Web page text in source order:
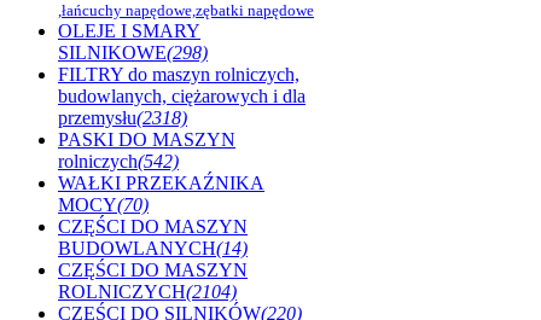
,łańcuchy napędowe,zębatki napędowe
OLEJE I SMARY
SILNIKOWE(298)
FILTRY do maszyn rolniczych,
budowlanych, ciężarowych i dla
przemysłu(2318)
PASKI DO MASZYN
rolniczych(542)
WAŁKI PRZEKAŹNIKA
MOCY(70)
CZĘŚCI DO MASZYN
BUDOWLANYCH(14)
CZĘŚCI DO MASZYN
ROLNICZYCH(2104)
CZĘŚCI DO SILNIKÓW(220)